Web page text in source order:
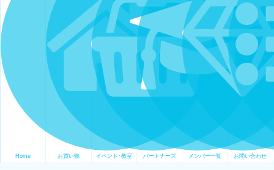
Home お買い物 イベント･教室 パートナーズ メンバー一覧 お問い合わせ